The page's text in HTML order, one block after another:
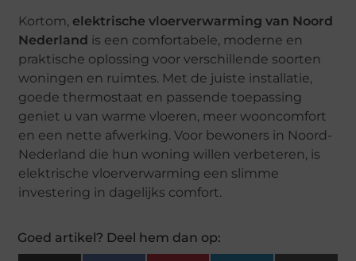
Kortom, elektrische vloerverwarming van Noord
Nederland is een comfortabele, moderne en
praktische oplossing voor verschillende soorten
woningen en ruimtes. Met de juiste installatie,
goede thermostaat en passende toepassing
geniet u van warme vloeren, meer wooncomfort
en een nette afwerking. Voor bewoners in Noord-
Nederland die hun woning willen verbeteren, is
elektrische vloerverwarming een slimme
investering in dagelijks comfort.
Goed artikel? Deel hem dan op: